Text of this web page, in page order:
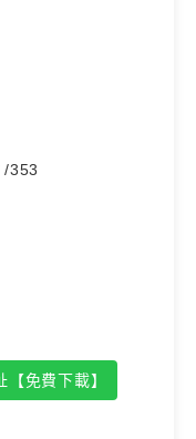
/353
【免費下載】